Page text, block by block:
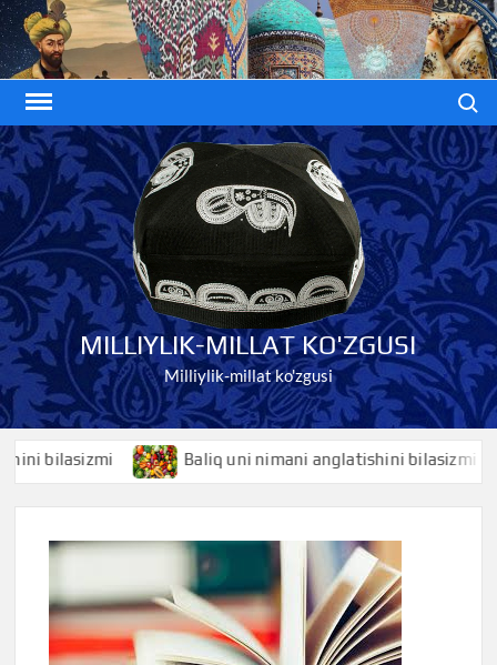
Skip
to
content
MILLIYLIK-MILLAT KO'ZGUSI
Milliylik-millat ko'zgusi
bilasizmi Baliq uni nimani anglatishini bilasizmi